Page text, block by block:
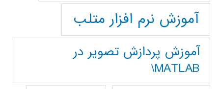
آموزش نرم افزار متلب
آموزش پردازش تصوير در
MATLAB\